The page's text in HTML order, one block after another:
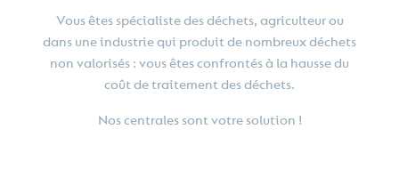
Vous êtes spécialiste des déchets, agriculteur ou
dans une industrie qui produit de nombreux déchets
non valorisés : vous êtes confrontés à la hausse du
coût de traitement des déchets.
Nos centrales sont votre solution !